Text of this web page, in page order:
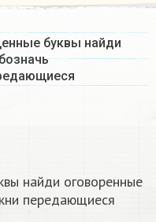
буквы найди
найди оговоренные
передающиеся